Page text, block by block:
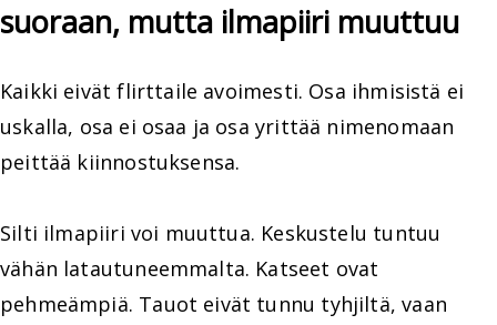
suoraan, mutta ilmapiiri muuttuu
Kaikki eivät flirttaile avoimesti. Osa ihmisistä ei
uskalla, osa ei osaa ja osa yrittää nimenomaan
peittää kiinnostuksensa.
Silti ilmapiiri voi muuttua. Keskustelu tuntuu
vähän latautuneemmalta. Katseet ovat
pehmeämpiä. Tauot eivät tunnu tyhjiltä, vaan